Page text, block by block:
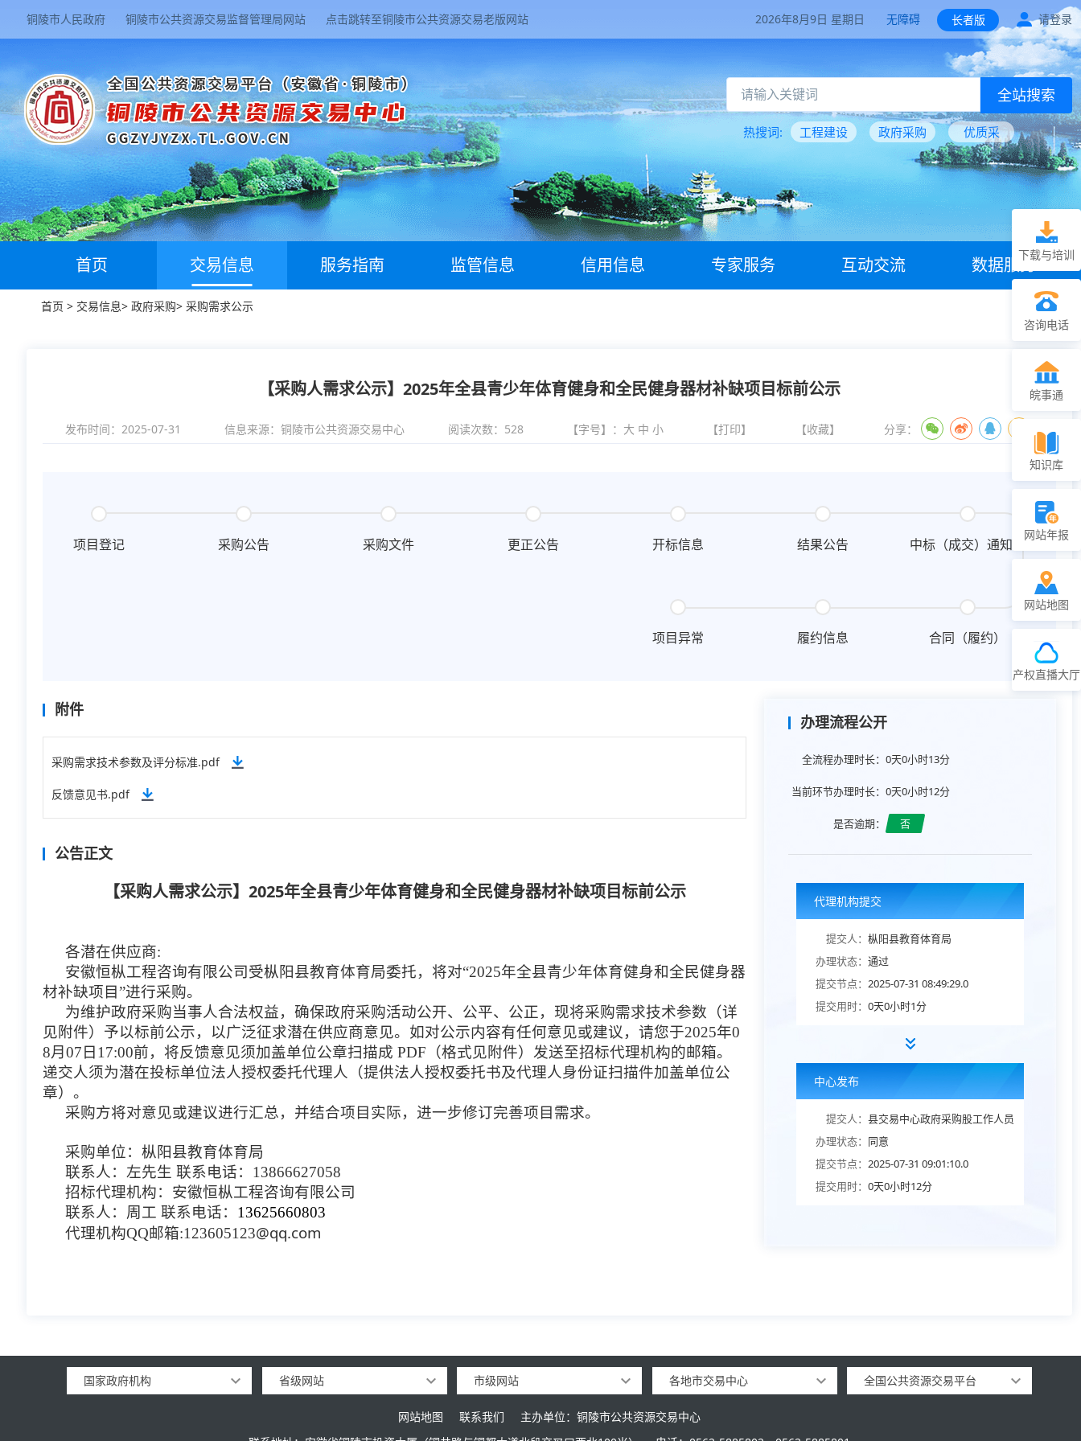
铜陵市人民政府 铜陵市公共资源交易监督管理局网站 点击跳转至铜陵市公共资源交易老版网站 2026年8月9日 星期日 无障碍 长者版 请登录
全站搜索
热搜词: 工程建设 政府采购 优质采
首页 交易信息 服务指南 监管信息 信用信息 专家服务 互动交流 数据服务
首页 > 交易信息> 政府采购> 采购需求公示
【采购人需求公示】2025年全县青少年体育健身和全民健身器材补缺项目标前公示
发布时间：2025-07-31 信息来源： 铜陵市公共资源交易中心 阅读次数： 528 【字号】： 大 中 小 【打印】 【收藏】 分享：
项目登记 采购公告 采购文件 更正公告 开标信息 结果公告 中标（成交）通知书
合同（履约）
履约信息
项目异常
附件
采购需求技术参数及评分标准.pdf
反馈意见书.pdf
公告正文
【采购人需求公示】2025年全县青少年体育健身和全民健身器材补缺项目标前公示
各潜在供应商:
安徽恒枞工程咨询有限公司受枞阳县教育体育局委托，将对“2025年全县青少年体育健身和全民健身器
材补缺项目”进行采购。
为维护政府采购当事人合法权益，确保政府采购活动公开、公平、公正，现将采购需求技术参数 （详
见附件）予以标前公示，以广泛征求潜在供应商意见。如对公示内容有任何意见或建议，请您于2025年0
8月 07 日 17:00前，将反馈意见须加盖单位公章扫描成 PDF（格式见附件）发送至招标代理机构的邮箱。
递交人须为潜在投标单位法人授权委托代理人（提供法人授权委托书及代理人身份证扫描件加盖单位公
章）。
采购方将对意见或建议进行汇总，并结合项目实际，进一步修订完善项目需求。
采购单位： 枞阳县教育体育局
联系人： 左先生 联系电话： 13866627058
招标代理机构：安徽恒枞工程咨询有限公司
联系人： 周 工 联系电话： 13625660803
代理机构QQ邮箱:123605123@qq.com
办理流程公开
全流程办理时长：0天0小时13分
当前环节办理时长：0天0小时12分
是否逾期： 否
代理机构提交
提交人： 枞阳县教育体育局
办理状态： 通过
提交节点： 2025-07-31 08:49:29.0
提交用时： 0天0小时1分
中心发布
提交人： 县交易中心政府采购股工作人员
办理状态： 同意
提交节点： 2025-07-31 09:01:10.0
提交用时： 0天0小时12分
国家政府机构 省级网站 市级网站 各地市交易中心 全国公共资源交易平台
网站地图 联系我们
主办单位：铜陵市公共资源交易中心
下载与培训
咨询电话
皖事通
知识库
网站年报
网站地图
产权直播大厅